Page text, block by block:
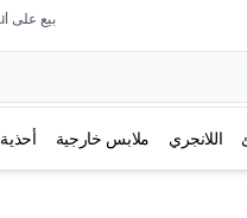
بيع على ElbiseBul
اللانجري ملابس خارجية أحذية